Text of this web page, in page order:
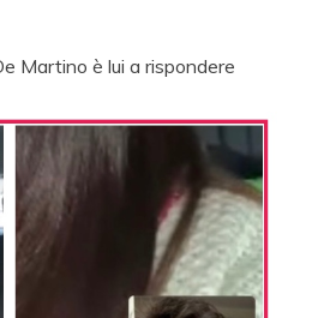
Martino è lui a rispondere